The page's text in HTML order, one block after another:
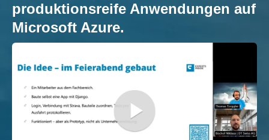
produktionsreife Anwendungen auf
Microsoft Azure.​